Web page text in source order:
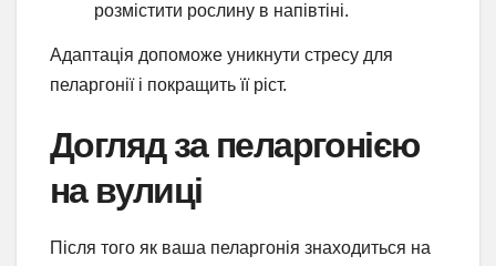
розмістити рослину в напівтіні.
Адаптація допоможе уникнути стресу для
пеларгонії і покращить її ріст.
Догляд за пеларгонією
на вулиці
Після того як ваша пеларгонія знаходиться на